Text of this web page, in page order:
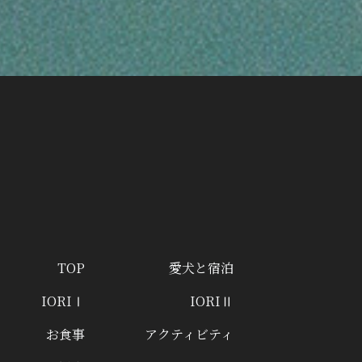
TOP
愛犬と宿泊
IORIⅠ
IORIⅡ
お食事
アクティビティ